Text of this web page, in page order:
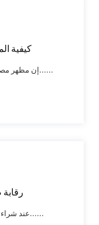
كيفية
إن مظهر مصعد الحطام يجعل إدارة الفندق الحالية ليس......
عند شراء المواد الخام، تصر الشركة على الجودة أولا......